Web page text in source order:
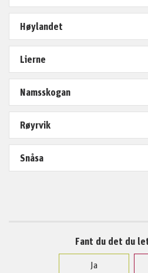
Høylandet
Lierne
Namsskogan
Røyrvik
Snåsa
Fant du det du
Ja